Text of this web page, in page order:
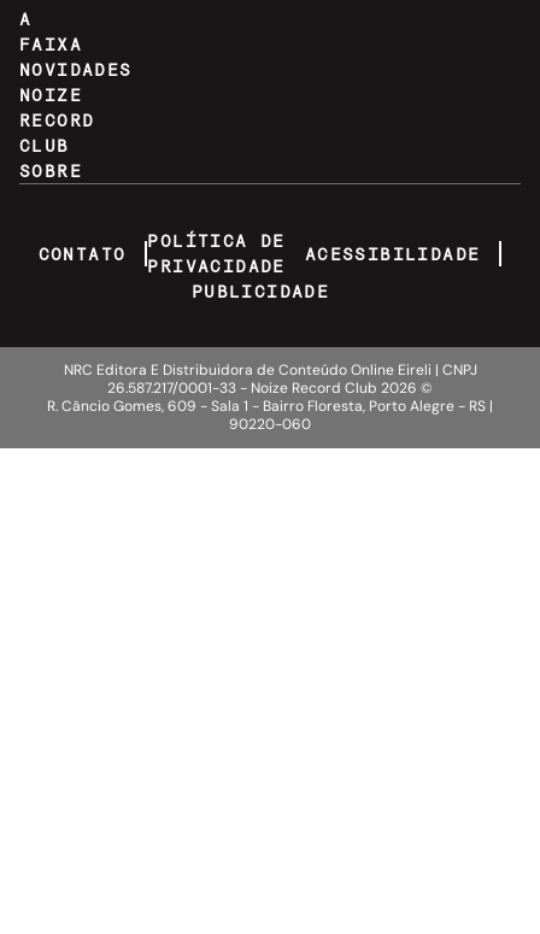
A
FAIXA
NOVIDADES
NOIZE
RECORD
CLUB
SOBRE
CONTATO
POLÍTICA DE
PRIVACIDADE
ACESSIBILIDADE
PUBLICIDADE
NRC Editora E Distribuidora de Conteúdo Online Eireli | CNPJ
26.587.217/0001-33 - Noize Record Club 2026 ©
R. Câncio Gomes, 609 - Sala 1 - Bairro Floresta, Porto Alegre - RS |
90220-060